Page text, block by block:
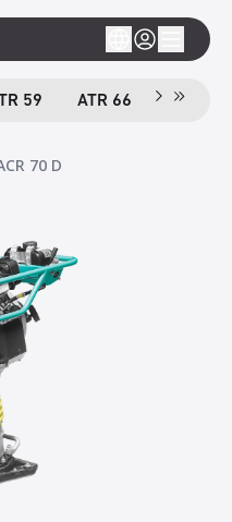
59 ATR 66 ACR 70
70 D